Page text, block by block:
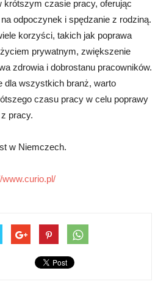
krótszym czasie pracy, oferując
odpoczynek i spędzanie z rodziną.
korzyści, takich jak poprawa
prywatnym, zwiększenie
zdrowia i dobrostanu pracowników.
dla wszystkich branż, warto
czasu pracy w celu poprawy
pracy.
w Niemczech.
www.curio.pl/